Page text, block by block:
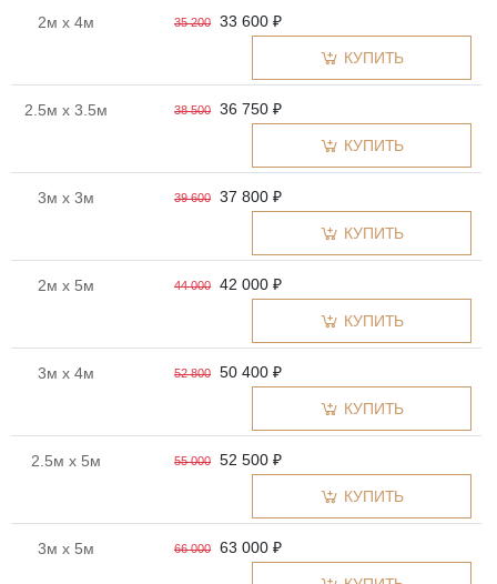
2м x 4м 35 200 33 600 ₽
КУПИТЬ
2.5м x 3.5м 38 500 36 750 ₽
КУПИТЬ
3м x 3м 39 600 37 800 ₽
КУПИТЬ
2м x 5м 44 000 42 000 ₽
КУПИТЬ
3м x 4м 52 800 50 400 ₽
КУПИТЬ
2.5м x 5м 55 000 52 500 ₽
КУПИТЬ
3м x 5м 66 000 63 000 ₽